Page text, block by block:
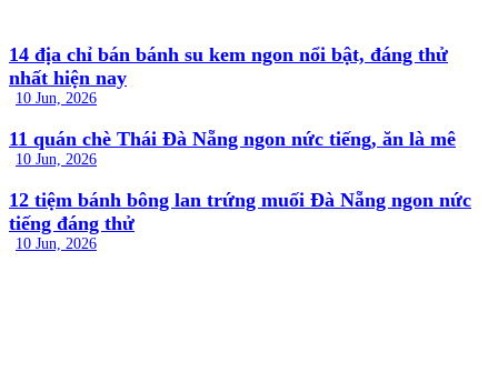
14 địa chỉ bán bánh su kem ngon nổi bật, đáng thử
nhất hiện nay
10 Jun, 2026
11 quán chè Thái Đà Nẵng ngon nức tiếng, ăn là mê
10 Jun, 2026
12 tiệm bánh bông lan trứng muối Đà Nẵng ngon nức
tiếng đáng thử
10 Jun, 2026